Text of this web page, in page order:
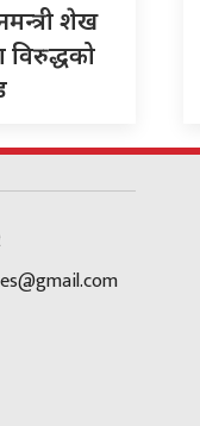
शेख
विरुद्धको